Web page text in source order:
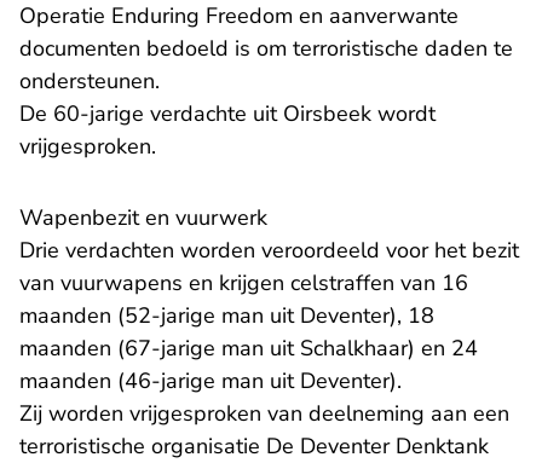
Operatie Enduring Freedom en aanverwante
documenten bedoeld is om terroristische daden te
ondersteunen.
De 60-jarige verdachte uit Oirsbeek wordt
vrijgesproken.
Wapenbezit en vuurwerk
Drie verdachten worden veroordeeld voor het bezit
van vuurwapens en krijgen celstraffen van 16
maanden (52-jarige man uit Deventer), 18
maanden (67-jarige man uit Schalkhaar) en 24
maanden (46-jarige man uit Deventer).
Zij worden vrijgesproken van deelneming aan een
terroristische organisatie De Deventer Denktank